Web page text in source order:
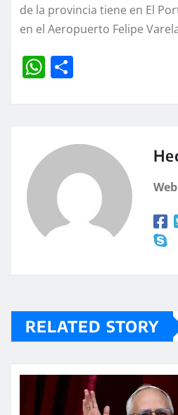
de la provincia tiene en El
en el Aeropuerto Felipe
W
A
p
rt
RELATED STORY